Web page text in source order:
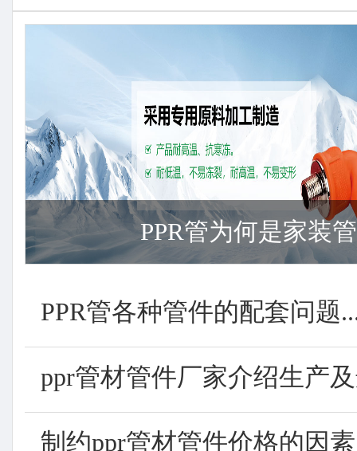
PPR管为何是家装
PPR管各种管件的配套问题
ppr管材管件厂家介绍生产
制约ppr管材管件价格的因